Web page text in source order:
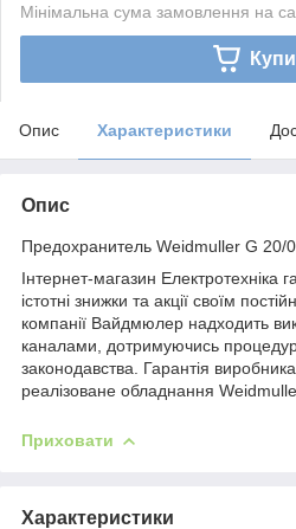
Мінімальна сума замовлення на
Опис Характеристики
Опис
Предохранитель Weidmuller G 20/
Інтернет-магазин Електротехніка
істотні знижки та акції своїм
компанії Вайдмюлер надходить
каналами, дотримуючись
законодавства. Гарантія
реалізоване обладнання
Приховати
Характеристики